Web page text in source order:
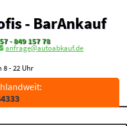
- BarAnkauf
- 849 157 78
anfrage@autoabkauf.de
8 - 22 Uhr